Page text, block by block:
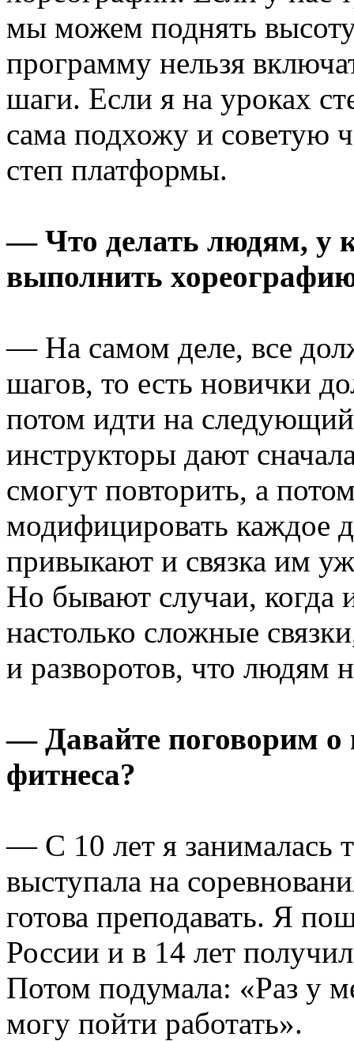
мы можем поднять
программу нельзя
шаги. Если я на уроках
сама подхожу и советую
степ платформы.
— Что делать людям, у
выполнить
— На самом деле, все
шагов, то есть новички
потом идти на
инструкторы дают
смогут повторить, а
модифицировать каждое
привыкают и связка им
Но бывают случаи, когда
настолько сложные
и разворотов, что людям
— Давайте поговорим
фитнеса?
— С 10 лет я занималась
выступала на
готова преподавать. Я
России и в 14 лет
Потом подумала: «Раз у
могу пойти работать».